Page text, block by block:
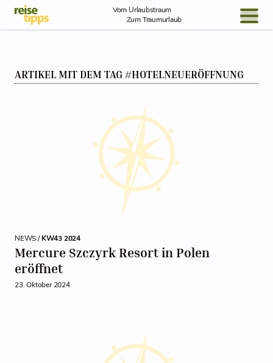
Skip to Content
Vom Urlaubstraum
Zum Traumurlaub
NEWS
ARTIKEL MIT DEM TAG #HOTELNEUERÖFFNUNG
NEWS /KW43 2024
Mercure Szczyrk Resort in Polen
eröffnet
23. Oktober 2024